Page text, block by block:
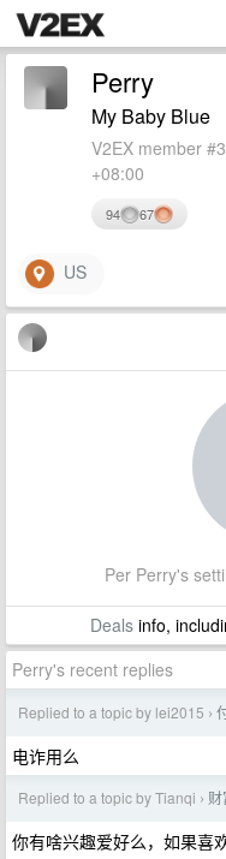
Perry
My Baby Blue
V2EX member
+08:00
94 67
US
Per Perry's
Dealsinfo,
Perry's recent replies
Replied to a topic by lei2015 ›
电诈用么
Replied to a topic by Tianqi ›
你有啥兴趣爱好么，如果喜